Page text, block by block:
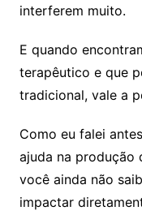
interferem muito.
E quando
terapêutico e que
tradicional, vale a
Como eu falei
ajuda na produção
você ainda não
impactar